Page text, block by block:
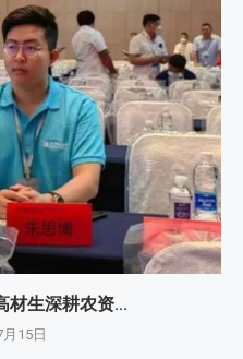
材生深耕农资...
15日